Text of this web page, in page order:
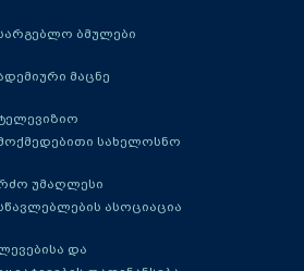
ბმულები
მაცნე
სახელოსნო
უმაღლესი
ასოციაცია
და